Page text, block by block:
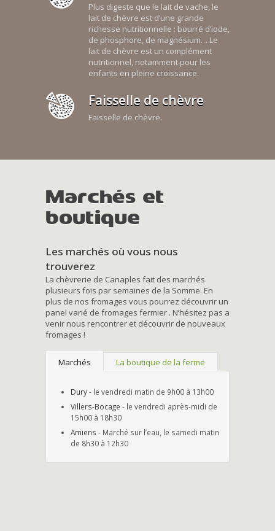
Plus digeste que le lait de vache, le
lait de chèvre est d’une grande
richesse nutritionnelle : bourré d’iode,
de phosphore, de magnésium… Le
lait de chèvre est un complément
nutritionnel, notamment pour les
enfants en pleine croissance.
Faisselle de chèvre
Faisselle de chèvre.
Marchés et
boutique
Les marchés où vous nous
trouverez
La chèvrerie de Canaples fait des marchés
plusieurs fois par semaines de la Somme. En
plus de nos fromages vous pourrez découvrir un
panel varié de fromages fermier . N’hésitez pas a
venir nous rencontrer et découvrir de nouveaux
fromages !
Marchés La boutique de la ferme
Dury- le vendredi matin de 9h00 à 13h00
Villers-Bocage - le vendredi après-midi de
15h00 à 18h30
Amiens - Marché sur l’eau, le samedi matin
de 8h30 à 12h30